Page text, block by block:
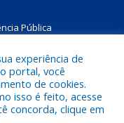
Pública
Municipal de
experiência de
portal, você
de cookies.
isso é feito, acesse
concorda, clique em